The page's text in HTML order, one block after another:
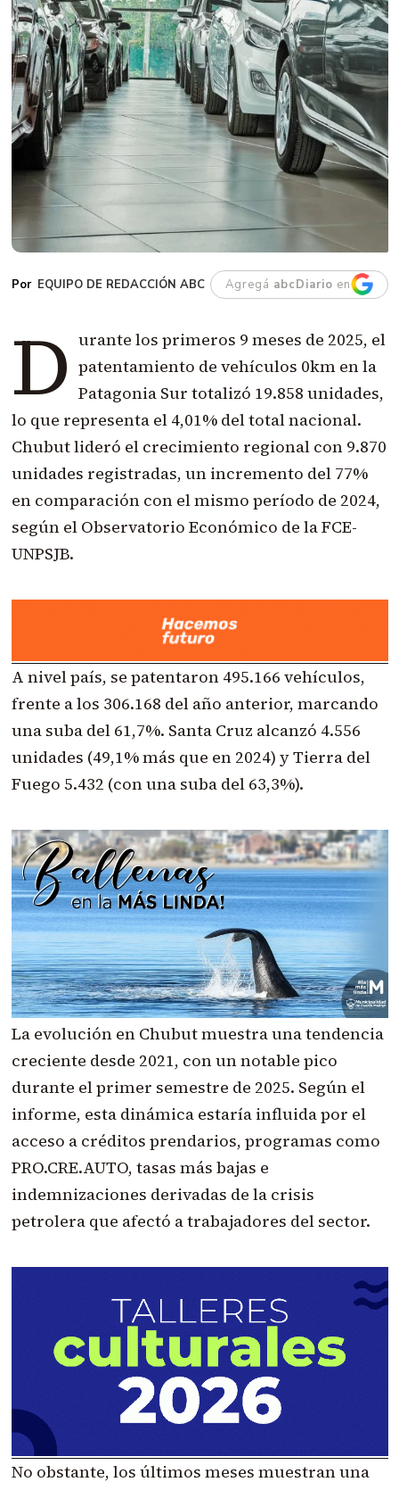
EQUIPO DE REDACCIÓN ABC Agregá abcDiario en
D urante los primeros 9 meses de 2025, el
patentamiento de vehículos 0km en la
Patagonia Sur totalizó 19.858 unidades,
lo que representa el 4,01% del total nacional.
Chubut lideró el crecimiento regional con 9.870
unidades registradas, un incremento del 77%
en comparación con el mismo período de 2024,
según el Observatorio Económico de la FCE-
UNPSJB.
A nivel país, se patentaron 495.166 vehículos,
frente a los 306.168 del año anterior, marcando
una suba del 61,7%. Santa Cruz alcanzó 4.556
unidades (49,1% más que en 2024) y Tierra del
Fuego 5.432 (con una suba del 63,3%).
La evolución en Chubut muestra una tendencia
creciente desde 2021, con un notable pico
durante el primer semestre de 2025. Según el
informe, esta dinámica estaría influida por el
acceso a créditos prendarios, programas como
PRO.CRE.AUTO, tasas más bajas e
indemnizaciones derivadas de la crisis
petrolera que afectó a trabajadores del sector.
No obstante, los últimos meses muestran una